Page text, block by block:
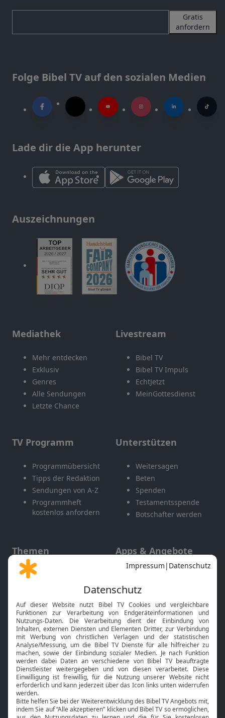
Gratis
anfordern
Folge Bibel TV auf den sozialen Medien
Lade dir die App herunter
Auszeichnungen
Mediathek
Mehr entdecken
Exklusiv
Genres
Alle Sendungen
Letzte Chance
Livestream
Bibel TV
Bibel TV Impuls
EchtJetzt
MeinGottesdienst
TV Programm
Programmübersicht
Tipps der Redaktion
Sendungen von A-Z
Programmheft
kostenlos anfordern
Unterstützen
Weitersagen
Beten
Spenden
Testamentsspende
Botschafter werden
Themen
Gott und Bibel erklärt
Neuigkeiten
Apps & Angebote
Mobile App
Smart TV
HbbTV
Bibelthek Online-Bibel
Nächster Gottesdienst
Bibel TV
Über uns
Service
Kontakt